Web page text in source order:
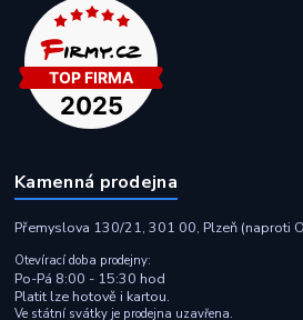
Kamenná prodejna
Přemyslova 130/21, 301 00, Plzeň (naproti
Otevírací doba prodejny:
Po-Pá 8:00 - 15:30 hod
Platit lze hotově i kartou.
Ve státní svátky je prodejna uzavřena.